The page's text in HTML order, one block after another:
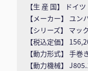
【生 産 国】 ドイツ
【メーカー】 ユン
【シリーズ】 マッ
【税込定価】
【動力形式】 手巻
【動力機械】